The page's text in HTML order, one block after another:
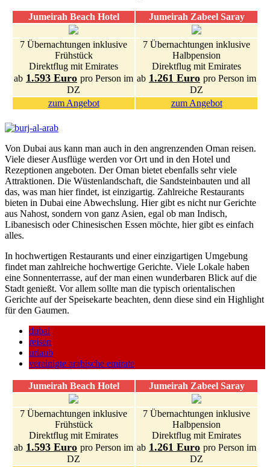
Jumeirah Beach Hotel Jumeirah Zabeel Saray
7 Übernachtungen inklusive
Frühstück
Direktflug mit Emirates
ab 1.593 Euro pro Person im
DZ
7 Übernachtungen inklusive
Halbpension
Direktflug mit Emirates
ab 1.261 Euro pro Person im
DZ
zum Angebot
zum Angebot
Von Dubai aus kann man auch in den angrenzenden Oman reisen.
Viele dieser Ausflüge werden vor Ort und in den Hotel und
Rezeptionen angeboten. Der Oman bietet ebenfalls sehr viele
Attraktionen. Die Wüstenlandschaft, die Sandsteinbauten und all
das, was man hier findet, ist einzigartig. Zahlreiche Restaurants
bieten in Dubai eine Abwechslung. Hier gibt es nicht nur Gerichte
aus Nahost, sondern von ganz Asien, egal ob man Indisch,
Libanesisch oder Chinesischen Essen möchte, hier gibt es einfach
alles.
In hochwertigen Restaurants und einer einzigartigen Umgebung
findet man zahlreiche hochwertige Gerichte. Viele Lokale haben
eine Sonnenterrasse, auf der man einen wunderbaren Blick auf die
Stadt genießt. Vor allem sollte man die typisch orientalischen
Gerichte auf der Speisekarte beachten, denn diese sind ein Highlight
für den Gaumen.
dubai
reisen
urlaub
vereinigte arabische emirate
Jumeirah Beach Hotel Jumeirah Zabeel Saray
7 Übernachtungen inklusive
Frühstück
Direktflug mit Emirates
ab 1.593 Euro pro Person im
DZ
7 Übernachtungen inklusive
Halbpension
Direktflug mit Emirates
ab 1.261 Euro pro Person im
DZ